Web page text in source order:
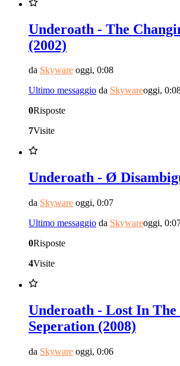
Underoath - The
(2002)
da Skyware oggi, 0:08
Ultimo messaggio da Skywareoggi,
0Risposte
7Visite
Underoath - Ø
da Skyware oggi, 0:07
Ultimo messaggio da Skywareoggi,
0Risposte
4Visite
Underoath - Lost In The
Seperation (2008)
da Skyware oggi, 0:06